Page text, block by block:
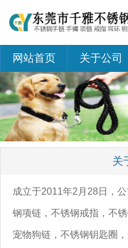
网站首页 关于公司
关
成立于2011年2月28日，
钢项链，不锈钢戒指，不
宠物狗链，不锈钢钥匙圈